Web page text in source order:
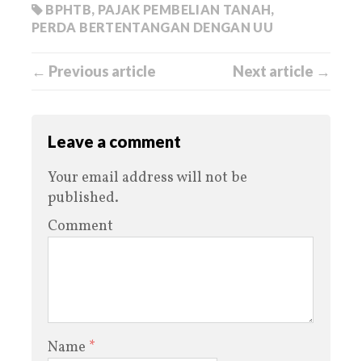
BPHTB, PAJAK PEMBELIAN TANAH,
PERDA BERTENTANGAN DENGAN UU
← Previous article Next article →
Leave a comment
Your email address will not be
published.
Comment
Name *